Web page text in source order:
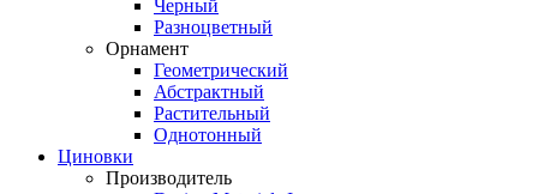
Черный
Разноцветный
Орнамент
Геометрический
Абстрактный
Растительный
Однотонный
Циновки
Производитель